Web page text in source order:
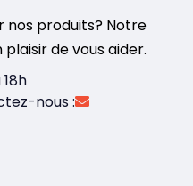
nos produits? Notre
de vous aider.
nous :